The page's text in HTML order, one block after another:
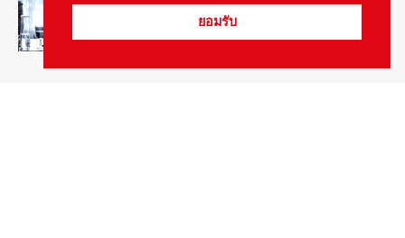
รายงานพิเศษ August 4, 2026
ยอมรับ